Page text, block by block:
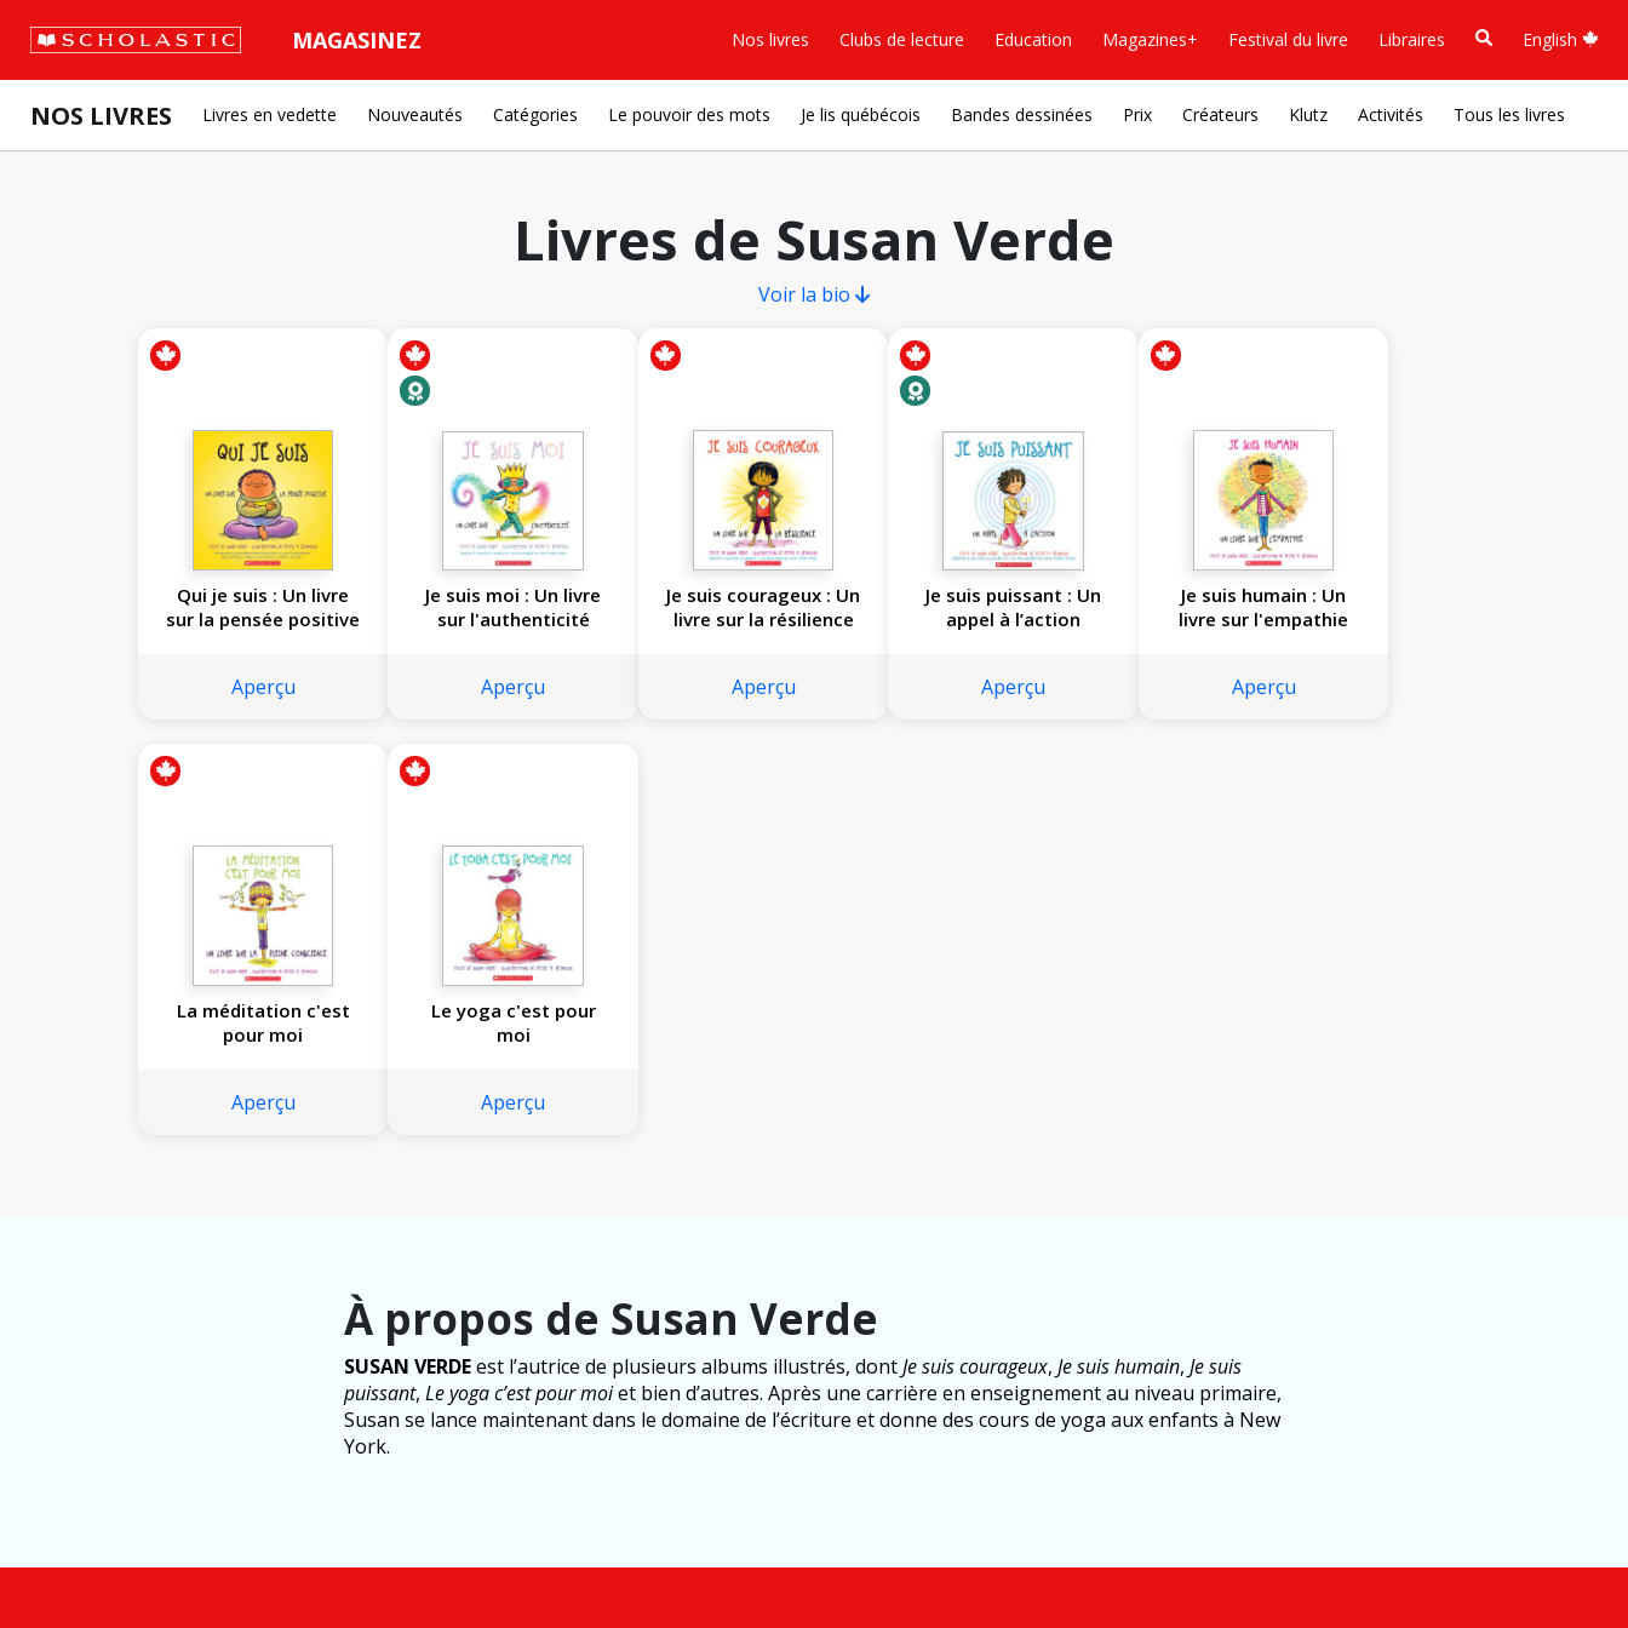
MAGASINEZ Nos livres Clubs de lecture Education Magazines+ Festival du livre Libraires English
NOS LIVRES Livres en vedette Nouveautés Catégories Le pouvoir des mots Je lis québécois Bandes dessinées Prix Créateurs Klutz Activités Tous les livres
Livres de Susan Verde
Voir la bio
Qui je suis : Un livre
sur la pensée positive
Aperçu
Je suis moi : Un livre
sur l'authenticité
Aperçu
Je suis courageux : Un
livre sur la résilience
Aperçu
Je suis puissant : Un
appel à l’action
Aperçu
Je suis humain : Un
livre sur l'empathie
Aperçu
La méditation c'est
pour moi
Aperçu
Le yoga c'est pour
moi
Aperçu
À propos de Susan Verde
SUSAN VERDEest l’autrice de plusieurs albums illustrés, dontJe suis courageux, Je suis humain, Je suis
puissant, Le yoga c’est pour moiet bien d’autres. Après une carrière en enseignement au niveau primaire,
Susan se lance maintenant dans le domaine de l’écriture et donne des cours de yoga aux enfants à New
York.